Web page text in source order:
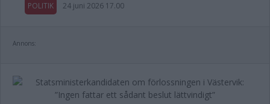
POLITIK 24 juni 2026 17.00
Annons: